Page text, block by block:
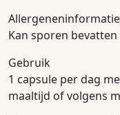
Allergeneninformatie
Kan sporen
Gebruik
1 capsule per dag
maaltijd of volgens